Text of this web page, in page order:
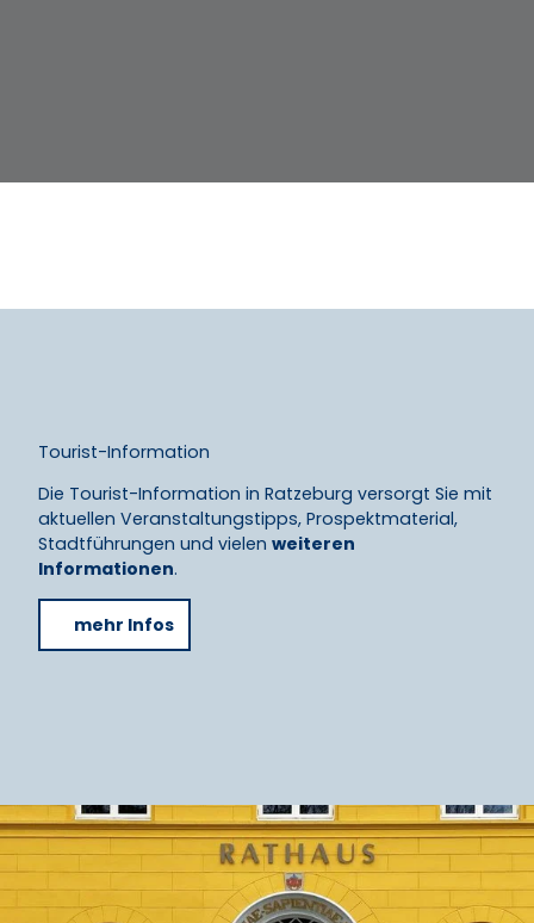
Tourist-Information
Die Tourist-Information in Ratzeburg versorgt Sie mit
aktuellen Veranstaltungstipps, Prospektmaterial,
Stadtführungen und vielen weiteren
Informationen.
mehr Infos